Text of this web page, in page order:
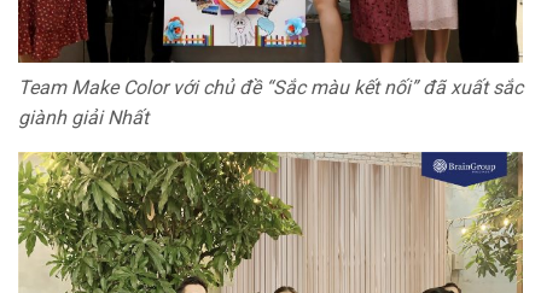
Team Make Color với chủ đề “Sắc màu kết nối” đã xuất sắc
giành giải Nhất